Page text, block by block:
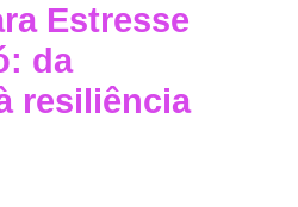
Estresse
da
resiliência